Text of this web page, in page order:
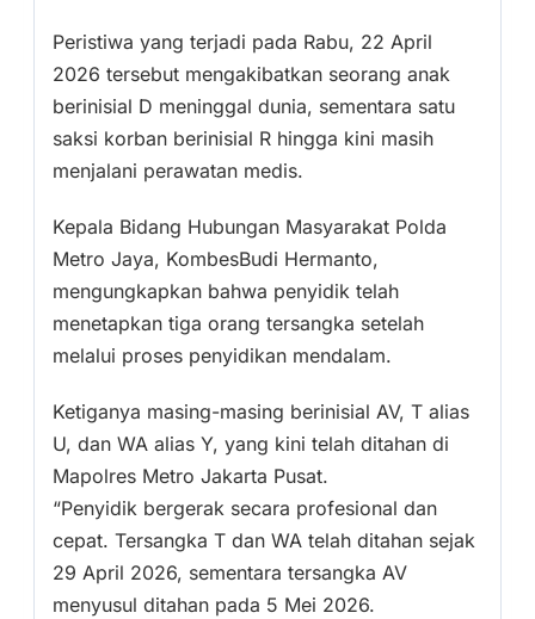
Peristiwa yang terjadi pada Rabu, 22 April
2026 tersebut mengakibatkan seorang anak
berinisial D meninggal dunia, sementara satu
saksi korban berinisial R hingga kini masih
menjalani perawatan medis.
Kepala Bidang Hubungan Masyarakat Polda
Metro Jaya, KombesBudi Hermanto,
mengungkapkan bahwa penyidik telah
menetapkan tiga orang tersangka setelah
melalui proses penyidikan mendalam.
Ketiganya masing-masing berinisial AV, T alias
U, dan WA alias Y, yang kini telah ditahan di
Mapolres Metro Jakarta Pusat.
“Penyidik bergerak secara profesional dan
cepat. Tersangka T dan WA telah ditahan sejak
29 April 2026, sementara tersangka AV
menyusul ditahan pada 5 Mei 2026.